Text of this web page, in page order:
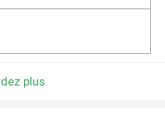
plus